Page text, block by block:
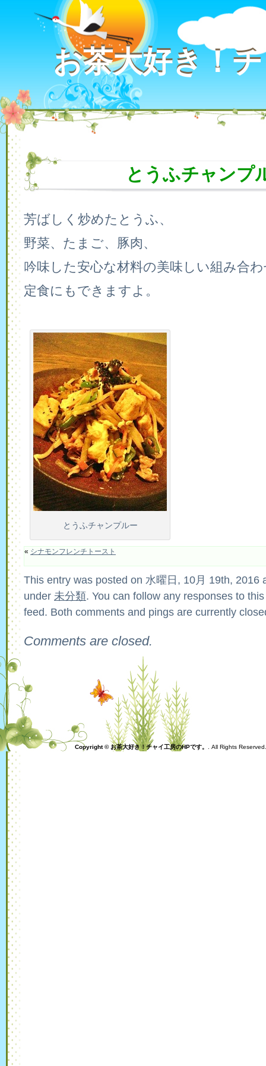
お茶大好き！
お茶大好き！
とうふチャンプ
芳ばしく炒めたとうふ、
野菜、たまご、豚肉、
吟味した安心な材料の美味しい組み合
定食にもできますよ。
とうふチャンプルー
« シナモンフレンチトースト
This entry was posted on 水曜日, 10月 19th, 2016
under 未分類. You can follow any responses to
feed. Both comments and pings are currently
Comments are closed.
Copyright © お茶大好き！チャイ工房のHPです。 . All Rights